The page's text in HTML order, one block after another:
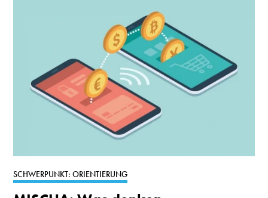
SCHWERPUNKT: ORIENTIERUNG